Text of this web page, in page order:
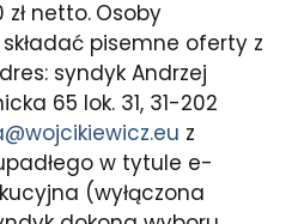
zł netto. Osoby
pisemne oferty z
syndyk Andrzej
65 lok. 31, 31-202
z
w tytule e-
(wyłączona